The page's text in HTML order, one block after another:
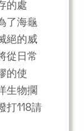
的處
了海龜
絕的威
從日常
的使
生物擱
打118請